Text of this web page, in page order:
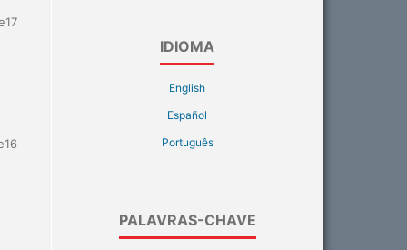
IDIOMA
English
Español
Português
PALAVRAS-CHAVE